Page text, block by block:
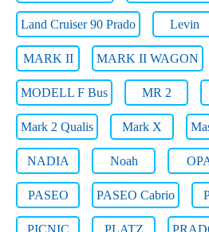
Land Cruiser 90 Prado Levin
MARK II MARK II WAGON
MODELL F Bus MR 2
Mark 2 Qualis Mark X
NADIA Noah
PASEO PASEO Cabrio
PICNIC PLATZ